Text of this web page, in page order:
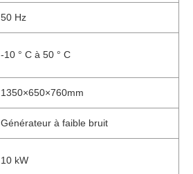
50 Hz
-10 ° C à 50 ° C
1350×650×760mm
Générateur à faible bruit
10 kW